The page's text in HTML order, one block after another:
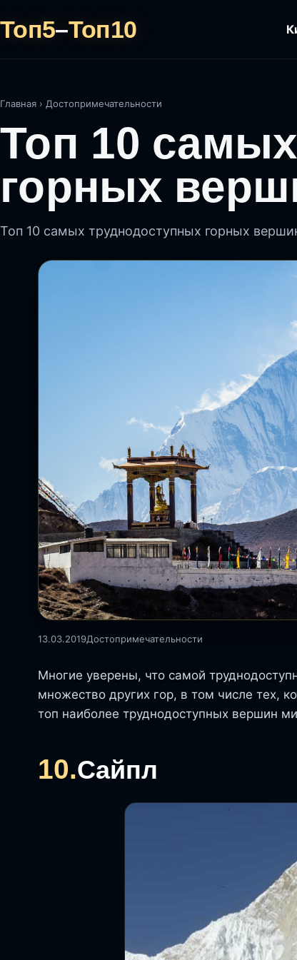
Топ5–Топ10
Главная › Достопримечательности
Топ 10
горных
Топ 10 самых труднодоступных горных
13.03.2019Достопримечательности
Многие уверены, что самой
множество других гор, в том числе тех,
топ наиболее труднодоступных вершин
10.Сайпл